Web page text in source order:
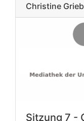
Christine Grieb
Sitzung 7 -